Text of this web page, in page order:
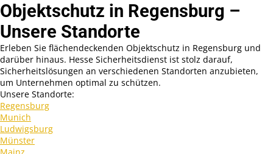
Objektschutz in Regensburg –
Unsere Standorte
Erleben Sie flächendeckenden Objektschutz in Regensburg und
darüber hinaus. Hesse Sicherheitsdienst ist stolz darauf,
Sicherheitslösungen an verschiedenen Standorten anzubieten,
um Unternehmen optimal zu schützen.
Unsere Standorte:
Regensburg
Munich
Ludwigsburg
Münster